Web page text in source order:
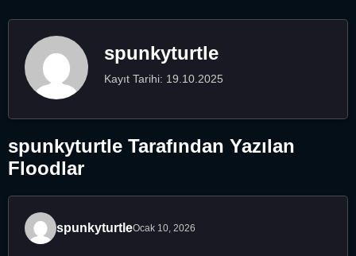
spunkyturtle
Kayıt Tarihi: 19.10.2025
spunkyturtle Tarafından Yazılan
Floodlar
spunkyturtleOcak 10, 2026